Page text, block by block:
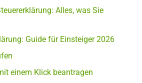
Alles, was Sie
Guide für Einsteiger 2026
einem Klick beantragen